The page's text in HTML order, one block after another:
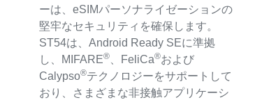
ーは、eSIMパーソナライゼーションの
堅牢なセキュリティを確保します。
ST54は、Android Ready SEに準拠
し、MIFARE® 、FeliCa®および
Calypso®テクノロジーをサポートして
おり、さまざまな非接触アプリケーシ